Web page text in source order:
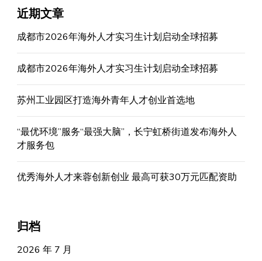
近期文章
成都市2026年海外人才实习生计划启动全球招募
成都市2026年海外人才实习生计划启动全球招募
苏州工业园区打造海外青年人才创业首选地
“最优环境”服务“最强大脑”，长宁虹桥街道发布海外人
才服务包
优秀海外人才来蓉创新创业 最高可获30万元匹配资助
归档
2026 年 7 月